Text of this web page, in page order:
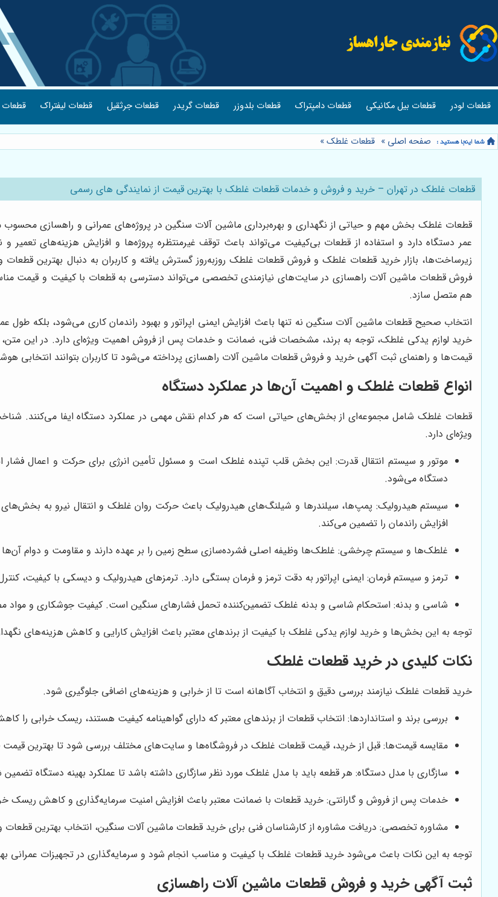
قطعات لودر قطعات بیل مکانیکی قطعات دامپتراک قطعات بلدوزر قطعات گریدر قطعات جرثقیل قطعات لیفتراک
صفحه اصلی » قطعات غلطک»
قطعات غلطک در تهران – خرید و فروش و خدمات قطعات غلطک با بهترین قیمت از نمایندگی های رسمی
قطعات غلطک بخش مهم و حیاتی از نگهداری و بهره‌برداری ماشین آلات سنگین در پروژه‌های عمرانی و راهسازی
عمر دستگاه دارد و استفاده از قطعات بی‌کیفیت می‌تواند باعث توقف غیرمنتظره پروژه‌ها و افزایش هزینه‌های تعمیر
زیرساخت‌ها، بازار خرید قطعات غلطک و فروش قطعات غلطک روزبه‌روز گسترش یافته و کاربران به دنبال بهترین
فروش قطعات ماشین آلات راهسازی در سایت‌های نیازمندی تخصصی می‌تواند دسترسی به قطعات با کیفیت و قیمت
هم متصل سازد.
انتخاب صحیح قطعات ماشین آلات سنگین نه تنها باعث افزایش ایمنی اپراتور و بهبود راندمان کاری می‌شود، بلکه
خرید لوازم یدکی غلطک، توجه به برند، مشخصات فنی، ضمانت و خدمات پس از فروش اهمیت ویژه‌ای دارد. در این
قیمت‌ها و راهنمای ثبت آگهی خرید و فروش قطعات ماشین آلات راهسازی پرداخته می‌شود تا کاربران بتوانند انتخابی
انواع قطعات غلطک و اهمیت آن‌ها در عملکرد دستگاه
قطعات غلطک شامل مجموعه‌ای از بخش‌های حیاتی است که هر کدام نقش مهمی در عملکرد دستگاه ایفا می‌کنند.
ویژه‌ای دارد.
موتور و سیستم انتقال قدرت: این بخش قلب تپنده غلطک است و مسئول تأمین انرژی برای حرکت و اعمال فشار
دستگاه می‌شود.
سیستم هیدرولیک: پمپ‌ها، سیلندرها و شیلنگ‌های هیدرولیک باعث حرکت روان غلطک و انتقال نیرو به
افزایش راندمان را تضمین می‌کند.
غلطک‌ها و سیستم چرخشی: غلطک‌ها وظیفه اصلی فشرده‌سازی سطح زمین را بر عهده دارند و مقاومت و دوام آن‌ها
ترمز و سیستم فرمان: ایمنی اپراتور به دقت ترمز و فرمان بستگی دارد. ترمزهای هیدرولیک و دیسکی با کیفیت،
شاسی و بدنه: استحکام شاسی و بدنه غلطک تضمین‌کننده تحمل فشارهای سنگین است. کیفیت جوشکاری و مواد
توجه به این بخش‌ها و خرید لوازم یدکی غلطک با کیفیت از برندهای معتبر باعث افزایش کارایی و کاهش هزینه‌های
نکات کلیدی در خرید قطعات غلطک
خرید قطعات غلطک نیازمند بررسی دقیق و انتخاب آگاهانه است تا از خرابی و هزینه‌های اضافی جلوگیری شود.
بررسی برند و استانداردها: انتخاب قطعات از برندهای معتبر که دارای گواهینامه کیفیت هستند، ریسک خرابی را
مقایسه قیمت‌ها: قبل از خرید، قیمت قطعات غلطک در فروشگاه‌ها و سایت‌های مختلف بررسی شود تا بهترین
سازگاری با مدل دستگاه: هر قطعه باید با مدل غلطک مورد نظر سازگاری داشته باشد تا عملکرد بهینه دستگاه
خدمات پس از فروش و گارانتی: خرید قطعات با ضمانت معتبر باعث افزایش امنیت سرمایه‌گذاری و کاهش ریسک
مشاوره تخصصی: دریافت مشاوره از کارشناسان فنی برای خرید قطعات ماشین آلات سنگین، انتخاب بهترین
توجه به این نکات باعث می‌شود خرید قطعات غلطک با کیفیت و مناسب انجام شود و سرمایه‌گذاری در تجهیزات عمرانی
ثبت آگهی خرید و فروش قطعات ماشین آلات راهسازی